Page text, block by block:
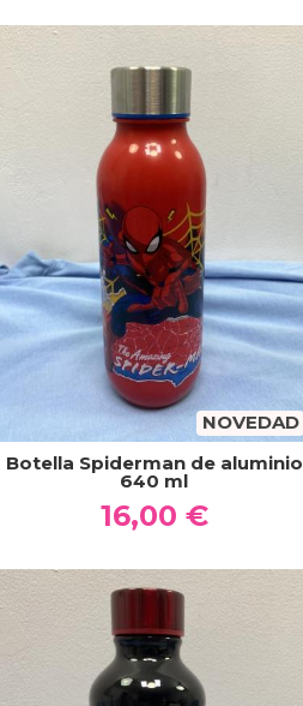
NOVEDAD
Botella Spiderman de aluminio
640 ml
16,00 €